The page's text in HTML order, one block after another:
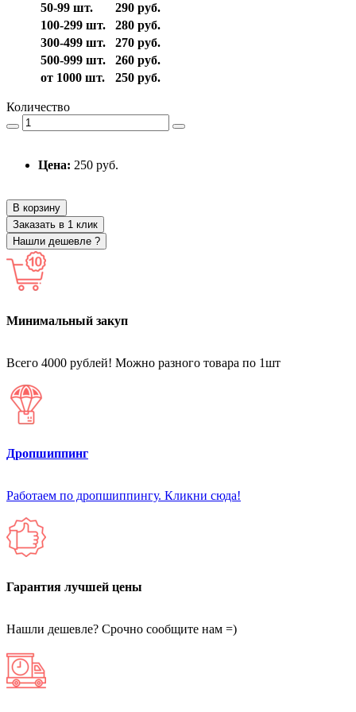
50-99 шт.
290 руб.
100-299 шт.
280 руб.
300-499 шт.
270 руб.
500-999 шт.
260 руб.
от 1000 шт.
250 руб.
Количество
Цена: 250 руб.
В корзину
Заказать в 1 клик
Нашли дешевле ?
Минимальный закуп
Всего 4000 рублей! Можно разного товара по 1шт
Дропшиппинг
Работаем по дропшиппингу. Кликни сюда!
Гарантия лучшей цены
Нашли дешевле? Срочно сообщите нам =)